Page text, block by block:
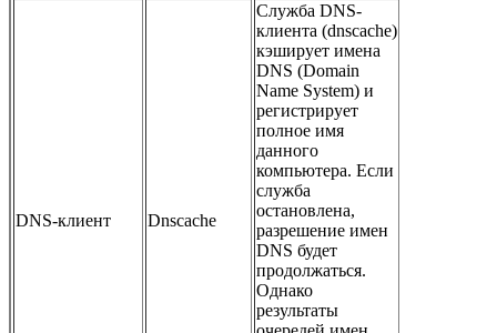
DNS-клиент Dnscache
Служба DNS-
клиента (dnscache)
кэширует имена
DNS (Domain
Name System) и
регистрирует
полное имя
данного
компьютера. Если
служба
остановлена,
разрешение имен
DNS будет
продолжаться.
Однако
результаты